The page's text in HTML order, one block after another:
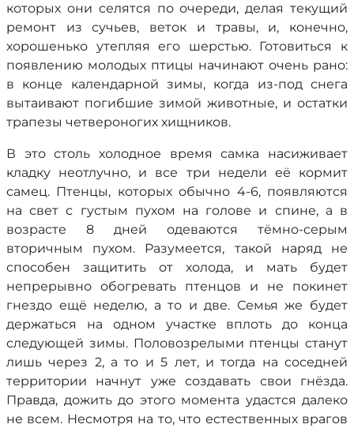
которых они селятся по очереди, делая текущий
ремонт из сучьев, веток и травы, и, конечно,
хорошенько утепляя его шерстью. Готовиться к
появлению молодых птицы начинают очень рано:
в конце календарной зимы, когда из-под снега
вытаивают погибшие зимой животные, и остатки
трапезы четвероногих хищников.
В это столь холодное время самка насиживает
кладку неотлучно, и все три недели её кормит
самец. Птенцы, которых обычно 4-6, появляются
на свет с густым пухом на голове и спине, а в
возрасте 8 дней одеваются тёмно-серым
вторичным пухом. Разумеется, такой наряд не
способен защитить от холода, и мать будет
непрерывно обогревать птенцов и не покинет
гнездо ещё неделю, а то и две. Семья же будет
держаться на одном участке вплоть до конца
следующей зимы. Половозрелыми птенцы станут
лишь через 2, а то и 5 лет, и тогда на соседней
территории начнут уже создавать свои гнёзда.
Правда, дожить до этого момента удастся далеко
не всем. Несмотря на то, что естественных врагов